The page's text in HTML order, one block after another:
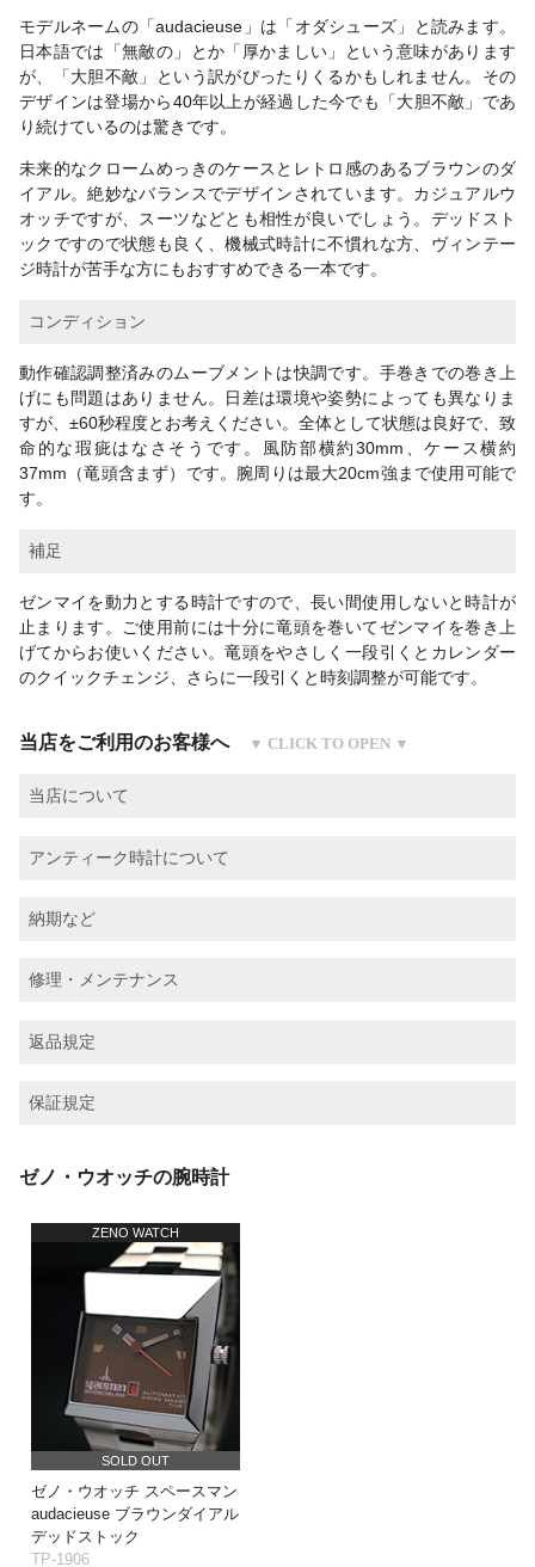
モデルネームの「audacieuse」は「オダシューズ」と読みます。
日本語では「無敵の」とか「厚かましい」という意味があります
が、「大胆不敵」という訳がぴったりくるかもしれません。その
デザインは登場から40年以上が経過した今でも「大胆不敵」であ
り続けているのは驚きです。
未来的なクロームめっきのケースとレトロ感のあるブラウンのダ
イアル。絶妙なバランスでデザインされています。カジュアルウ
オッチですが、スーツなどとも相性が良いでしょう。デッドスト
ックですので状態も良く、機械式時計に不慣れな方、ヴィンテー
ジ時計が苦手な方にもおすすめできる一本です。
コンディション
動作確認調整済みのムーブメントは快調です。手巻きでの巻き上
げにも問題はありません。日差は環境や姿勢によっても異なりま
すが、±60秒程度とお考えください。全体として状態は良好で、致
命的な瑕疵はなさそうです。風防部横約30mm、ケース横約
37mm（竜頭含まず）です。腕周りは最大20cm強まで使用可能で
す。
補足
ゼンマイを動力とする時計ですので、長い間使用しないと時計が
止まります。ご使用前には十分に竜頭を巻いてゼンマイを巻き上
げてからお使いください。竜頭をやさしく一段引くとカレンダー
のクイックチェンジ、さらに一段引くと時刻調整が可能です。
当店をご利用のお客様へ
当店について
アンティーク時計について
納期など
修理・メンテナンス
返品規定
保証規定
ゼノ・ウオッチの腕時計
ZENO WATCH
SOLD OUT
ゼノ・ウオッチ スペースマン
audacieuse ブラウンダイアル
デッドストック
TP-1906